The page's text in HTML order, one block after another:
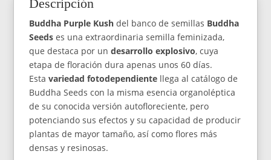
Kush
x3
cantidad
Descripción
Buddha Purple Kushdel banco de semillas Buddha
Seeds es una extraordinaria semilla feminizada,
que destaca por undesarrollo explosivo, cuya
etapa de floración dura apenas unos 60 días.
Estavariedad fotodependiente llega al catálogo de
Buddha Seeds con la misma esencia organoléptica
de su conocida versión autofloreciente, pero
potenciando sus efectos y su capacidad de producir
plantas de mayor tamaño, así como flores más
densas y resinosas.